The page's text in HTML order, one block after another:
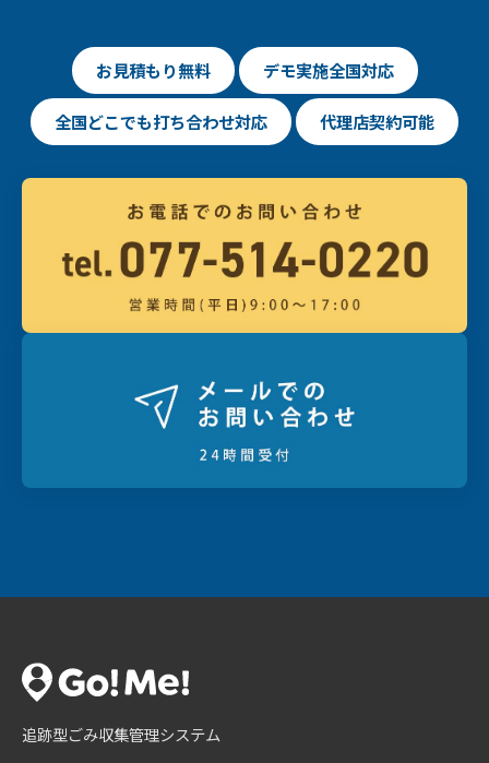
お見積もり無料 デモ実施全国対応
全国どこでも打ち合わせ対応 代理店契約可能
追跡型ごみ収集管理システム